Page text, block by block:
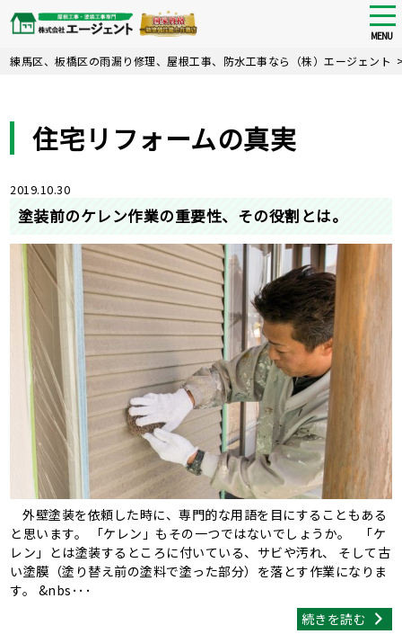
Skip
MENU
練馬区、板橋区の雨漏り修理、屋根工事、防水工事なら（株）エージェント
住宅リフォームの真実
2019.10.30
塗装前のケレン作業の重要性、その役割とは。
外壁塗装を依頼した時に、専門的な用語を目にすることもある
と思います。 「ケレン」もその一つではないでしょうか。 「ケ
レン」とは塗装するところに付いている、サビや汚れ、 そして古
い塗膜（塗り替え前の塗料で塗った部分）を落とす作業になりま
す。 &nbs･･･
続きを読む